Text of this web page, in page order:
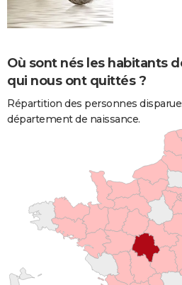
Où sont nés les habitants
qui nous ont quittés ?
Répartition des personnes
département de naissance.